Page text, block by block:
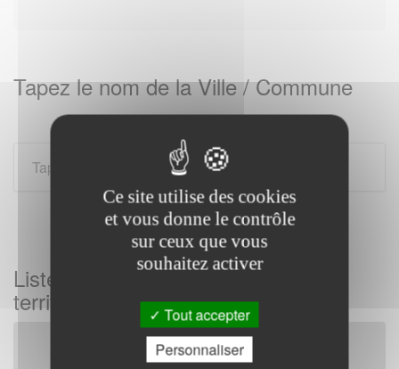
Tapez le nom de la Ville / Commune
Liste des gendarmeries sur tous les
territoires Français
Ce site utilise des cookies
et vous donne le contrôle
sur ceux que vous
souhaitez activer
Tout accepter
Personnaliser